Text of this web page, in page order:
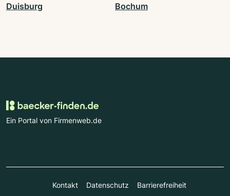
Duisburg Bochum
Ein Portal von Firmenweb.de
Kontakt Datenschutz
Barrierefreiheit